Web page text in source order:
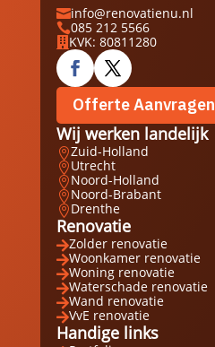
info@renovatienu.nl
085 212 5566
 KVK: 80811280
Offerte Aanvragen
Wij werken landelijk
Zuid-Holland
Utrecht
Noord-Holland
Noord-Brabant
Drenthe
Renovatie
Zolder renovatie
Woonkamer renovatie
Woning renovatie
Waterschade renovatie
Wand renovatie
VvE renovatie
Handige links